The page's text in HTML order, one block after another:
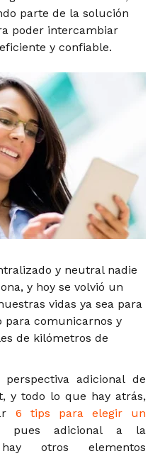
parte de la solución
poder intercambiar
y confiable.
y neutral nadie
y hoy se volvió un
vidas ya sea para
para comunicarnos y
de kilómetros de
adicional de
y todo lo que hay atrás,
6 tips para elegir un
pues adicional a la
otros elementos